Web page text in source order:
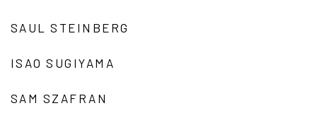
SAUL STEINBERG
ISAO SUGIYAMA
SAM SZAFRAN